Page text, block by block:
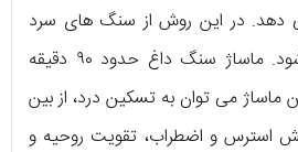
دهد. در این روش از سنگ های سرد
نیز گاهی استفاده می شود. ماساژ سنگ داغ حدود ۹۰ دقیقه
ماساژ می توان به تسکین درد، از بین
استرس و اضطراب، تقویت روحیه و